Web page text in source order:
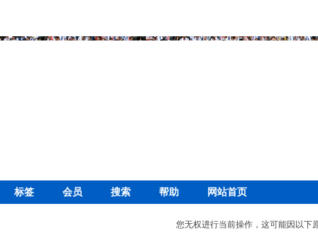
标签 会员 搜索 帮助 网站首页
您无权进行当前操作，这可能因以下